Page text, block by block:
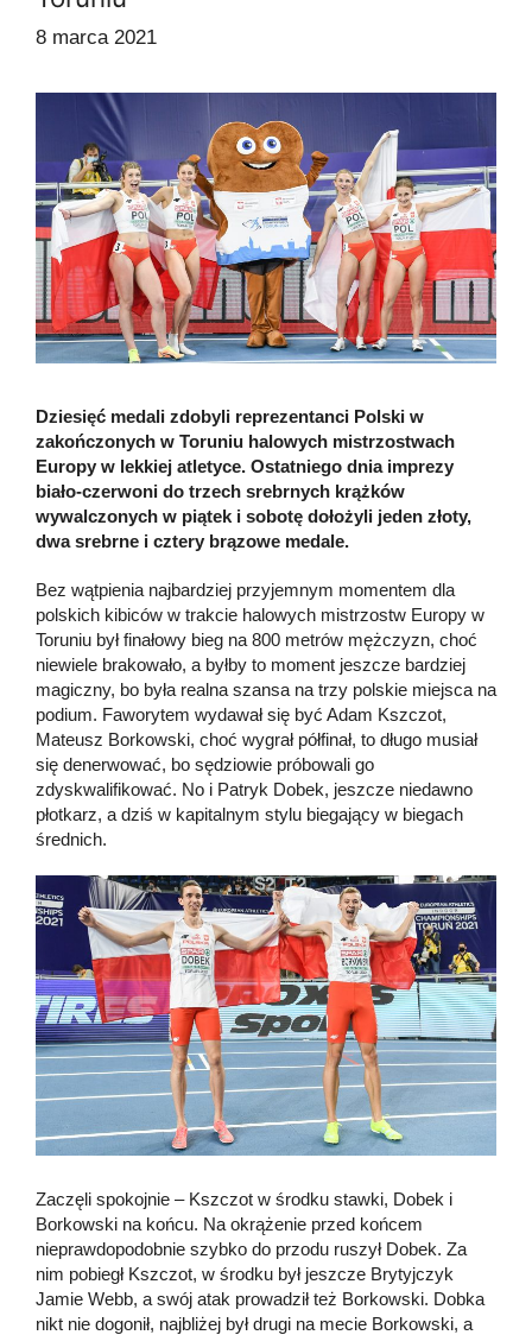
8 marca 2021
Dziesięć medali zdobyli reprezentanci Polski w
zakończonych w Toruniu halowych mistrzostwach
Europy w lekkiej atletyce. Ostatniego dnia imprezy
biało-czerwoni do trzech srebrnych krążków
wywalczonych w piątek i sobotę dołożyli jeden złoty,
dwa srebrne i cztery brązowe medale.
Bez wątpienia najbardziej przyjemnym momentem dla
polskich kibiców w trakcie halowych mistrzostw Europy w
Toruniu był finałowy bieg na 800 metrów mężczyzn, choć
niewiele brakowało, a byłby to moment jeszcze bardziej
magiczny, bo była realna szansa na trzy polskie miejsca na
podium. Faworytem wydawał się być Adam Kszczot,
Mateusz Borkowski, choć wygrał półfinał, to długo musiał
się denerwować, bo sędziowie próbowali go
zdyskwalifikować. No i Patryk Dobek, jeszcze niedawno
płotkarz, a dziś w kapitalnym stylu biegający w biegach
średnich.
Zaczęli spokojnie – Kszczot w środku stawki, Dobek i
Borkowski na końcu. Na okrążenie przed końcem
nieprawdopodobnie szybko do przodu ruszył Dobek. Za
nim pobiegł Kszczot, w środku był jeszcze Brytyjczyk
Jamie Webb, a swój atak prowadził też Borkowski. Dobka
nikt nie dogonił, najbliżej był drugi na mecie Borkowski, a